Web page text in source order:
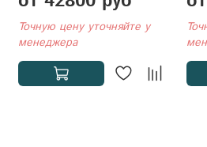
Точную цену уточняйте у
менеджера